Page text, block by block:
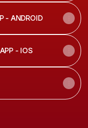
- ANDROID
- IOS